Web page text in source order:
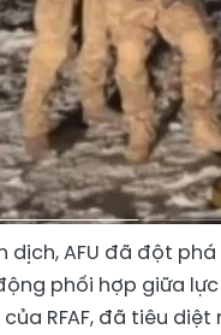
dịch, AFU đã đột
phối hợp giữa
RFAF, đã tiêu